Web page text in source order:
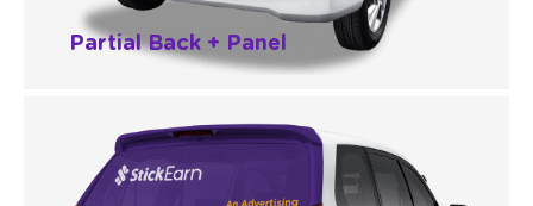
Partial Back + Panel